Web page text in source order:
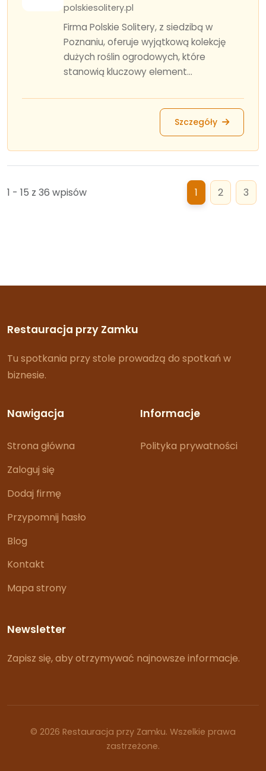
polskiesolitery.pl
Firma Polskie Solitery, z siedzibą w
Poznaniu, oferuje wyjątkową kolekcję
dużych roślin ogrodowych, które
stanowią kluczowy element...
Szczegóły
1 - 15 z 36 wpisów 1 2 3
Restauracja przy Zamku
Tu spotkania przy stole prowadzą do spotkań w
biznesie.
Nawigacja
Strona główna
Zaloguj się
Dodaj firmę
Przypomnij hasło
Blog
Kontakt
Mapa strony
Informacje
Polityka prywatności
Newsletter
Zapisz się, aby otrzymywać najnowsze informacje.
© 2026 Restauracja przy Zamku. Wszelkie prawa
zastrzeżone.